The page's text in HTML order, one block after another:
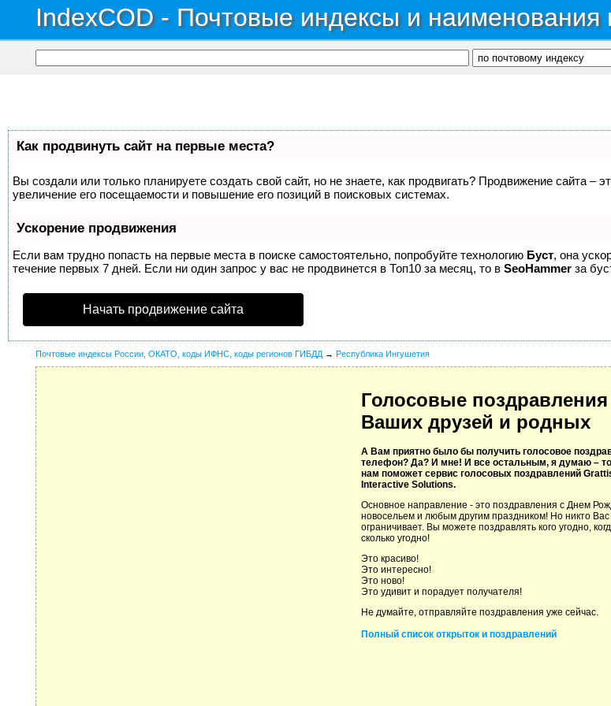
IndexCOD - Почтовые индексы и наименования
Как продвинуть сайт на первые места?
Вы создали или только планируете создать свой сайт, но не знаете, как продвигать? Продвижение сайта
увеличение его посещаемости и повышение его позиций в поисковых системах.
Ускорение продвижения
Если вам трудно попасть на первые места в поиске самостоятельно, попробуйте технологию Буст, она
течение первых 7 дней. Если ни один запрос у вас не продвинется в Топ10 за месяц, то в SeoHammer за
Начать продвижение сайта
Почтовые индексы России, ОКАТО, коды ИФНС, коды регионов ГИБДД → Республика Ингушетия
Голосовые
Ваших друзей и родных
А Вам приятно было бы получить голосовое
телефон? Да? И мне! И все остальным, я думаю –
нам поможет сервис голосовых поздравлений
Interactive Solutions.
Основное направление - это поздравления с Днем
новосельем и любым другим праздником! Но никто Вас
ограничивает. Вы можете поздравлять кого угодно,
сколько угодно!
Это красиво!
Это интересно!
Это ново!
Это удивит и порадует получателя!
Не думайте, отправляйте поздравления уже сейчас.
Полный список открыток и поздравлений